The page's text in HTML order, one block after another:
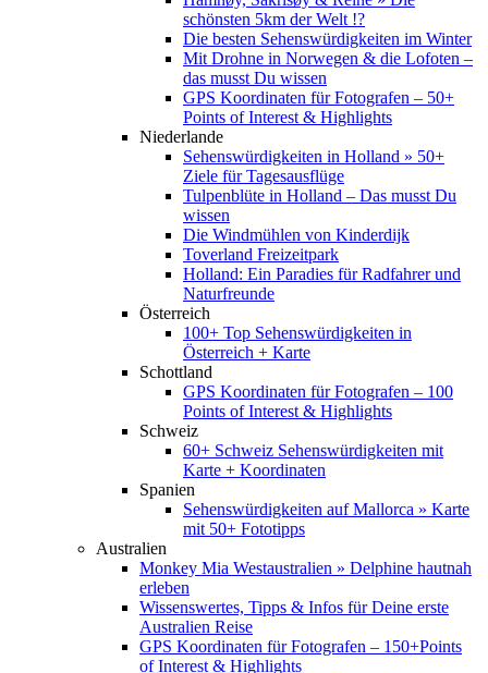
schönsten 5km der Welt !?
Die besten Sehenswürdigkeiten im Winter
Mit Drohne in Norwegen & die Lofoten –
das musst Du wissen
GPS Koordinaten für Fotografen – 50+
Points of Interest & Highlights
Niederlande
Sehenswürdigkeiten in Holland » 50+
Ziele für Tagesausflüge
Tulpenblüte in Holland – Das musst Du
wissen
Die Windmühlen von Kinderdijk
Toverland Freizeitpark
Holland: Ein Paradies für Radfahrer und
Naturfreunde
Österreich
100+ Top Sehenswürdigkeiten in
Österreich + Karte
Schottland
GPS Koordinaten für Fotografen – 100
Points of Interest & Highlights
Schweiz
60+ Schweiz Sehenswürdigkeiten mit
Karte + Koordinaten
Spanien
Sehenswürdigkeiten auf Mallorca » Karte
mit 50+ Fototipps
Australien
Monkey Mia Westaustralien » Delphine hautnah
erleben
Wissenswertes, Tipps & Infos für Deine erste
Australien Reise
GPS Koordinaten für Fotografen – 150+Points
of Interest & Highlights